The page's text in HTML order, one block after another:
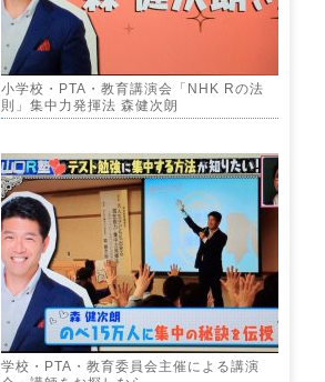
小学校・PTA・教育講演会「NHK Rの法
則」集中力発揮法 森健次朗
学校・PTA・教育委員会主催による講演